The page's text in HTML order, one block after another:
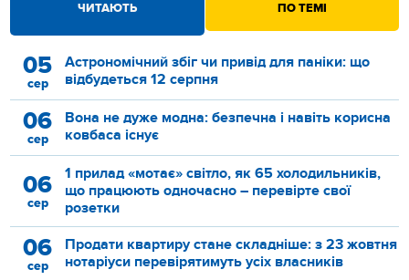
ЧИТАЮТЬ ПО ТЕМІ
05
сер
Астрономічний збіг чи привід для паніки: що
відбудеться 12 серпня
06
сер
Вона не дуже модна: безпечна і навіть корисна
ковбаса існує
06
сер
1 прилад «мотає» світло, як 65 холодильників,
що працюють одночасно – перевірте свої
розетки
06
сер
Продати квартиру стане складніше: з 23 жовтня
нотаріуси перевірятимуть усіх власників